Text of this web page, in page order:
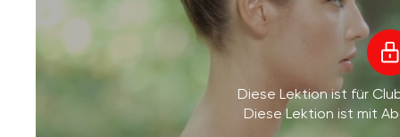
Diese Lektion ist für
Diese Lektion ist mit